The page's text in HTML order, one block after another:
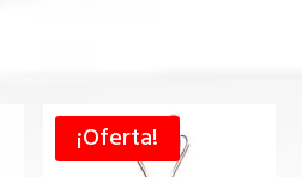
¡Oferta!